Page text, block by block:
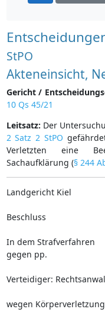
StPO
Akteneinsicht,
Gericht /
10 Qs 45/21
Leitsatz: Der
2 Satz 2 StPO
Verletzten eine
Sachaufklärung (§ 244
Landgericht Kiel
Beschluss
In dem Strafverfahren
gegen pp.
Verteidiger:
wegen